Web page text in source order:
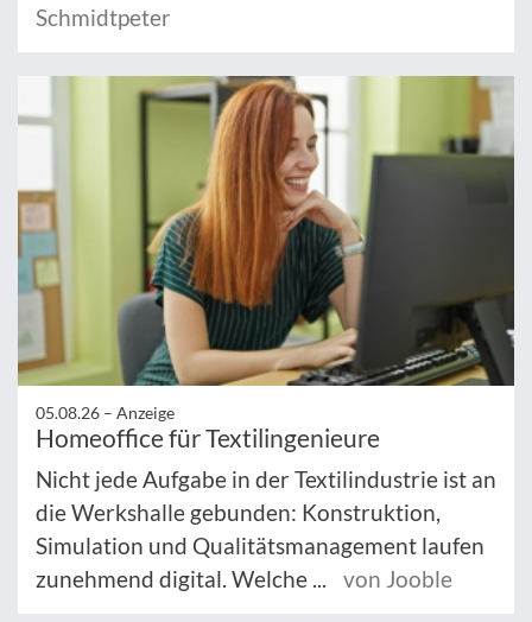
Schmidtpeter
05.08.26 – Anzeige
Homeoffice für Textilingenieure
Nicht jede Aufgabe in der Textilindustrie ist an
die Werkshalle gebunden: Konstruktion,
Simulation und Qualitätsmanagement laufen
zunehmend digital. Welche ...
von Jooble